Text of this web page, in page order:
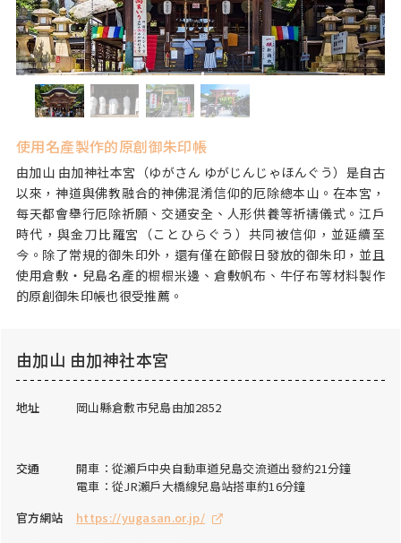
使用名產製作的原創御朱印帳
由加山 由加神社本宮（ゆがさん ゆがじんじゃほんぐう）是自古
以來，神道與佛教融合的神佛混淆信仰的厄除總本山。在本宮，
每天都會舉行厄除祈願、交通安全、人形供養等祈禱儀式。江戶
時代，與金刀比羅宮（ことひらぐう）共同被信仰，並延續至
今。除了常規的御朱印外，還有僅在節假日發放的御朱印，並且
使用倉敷・兒島名產的榻榻米邊、倉敷帆布、牛仔布等材料製作
的原創御朱印帳也很受推薦。
由加山 由加神社本宮
地址 岡山縣倉敷市兒島由加2852
交通
開車：從瀨戶中央自動車道兒島交流道出發約21分鐘
電車：從JR瀨戶大橋線兒島站搭車約16分鐘
官方網站
https://yugasan.or.jp/